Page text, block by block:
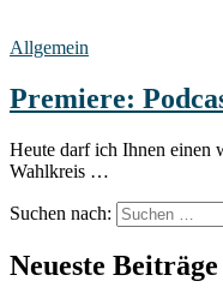
Allgemein
Premiere:
Heute darf ich Ihnen einen
Wahlkreis …
Suchen nach:
Neueste Beiträge